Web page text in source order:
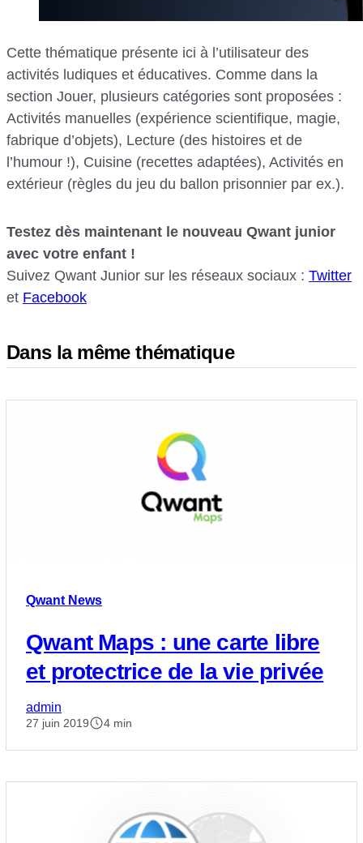
Cette thématique présente ici à l’utilisateur des
activités ludiques et éducatives. Comme dans la
section Jouer, plusieurs catégories sont proposées :
Activités manuelles (expérience scientifique, magie,
fabrique d’objets), Lecture (des histoires et de
l’humour !), Cuisine (recettes adaptées), Activités en
extérieur (règles du jeu du ballon prisonnier par ex.).
Testez dès maintenant le nouveau Qwant junior
avec votre enfant !
Suivez Qwant Junior sur les réseaux sociaux : Twitter
et Facebook
Dans la même thématique
Qwant News
Qwant Maps : une carte libre
et protectrice de la vie privée
admin
27 juin 2019 4 min